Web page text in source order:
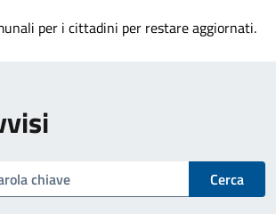
per i cittadini per restare aggiornati.
Cerca